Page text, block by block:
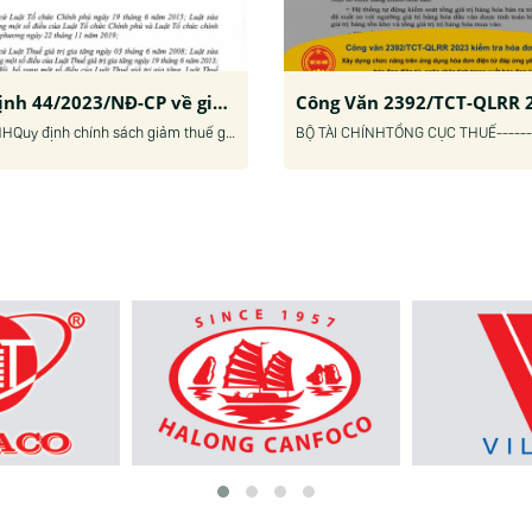
Nghị định 44/2023/NĐ-CP về giảm thuế giá trị gia tăng
NGHỊ ĐỊNHQuy định chính sách giảm thuế giá trị gia tăng theo Nghị quyết số 101/2023/QH15 ngày 24/6/2023 của Quốc hội Điều 1. Giảm thuế giá trị gia tăng 1. Giảm thuế giá trị gia tăng đối với các nhóm hàng hóa, dịch vụ đang áp dụng mức thuế suất 10%, trừ...